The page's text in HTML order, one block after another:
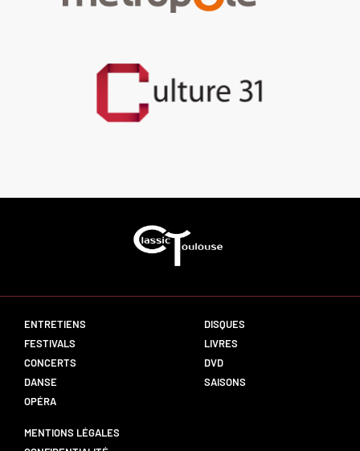
ENTRETIENS
FESTIVALS
CONCERTS
DANSE
OPÉRA
DISQUES
LIVRES
DVD
SAISONS
MENTIONS LÉGALES